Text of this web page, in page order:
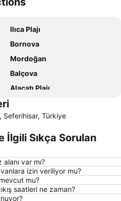
Ilıca Plajı
Bornova
Mordoğan
Balçova
Alaçatı Plajı
Ildır
Urla İskelesi
Aqua Fantasy
Bayraklı Vapur İskelesi
Dalyanköy
Seferihisar, Türkiye
İlgili Sıkça Sorulan
var mı?
izin veriliyor mu?
mu?
saatleri ne zaman?